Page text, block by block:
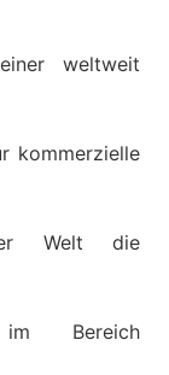
weltweit
kommerzielle
Welt die
im Bereich